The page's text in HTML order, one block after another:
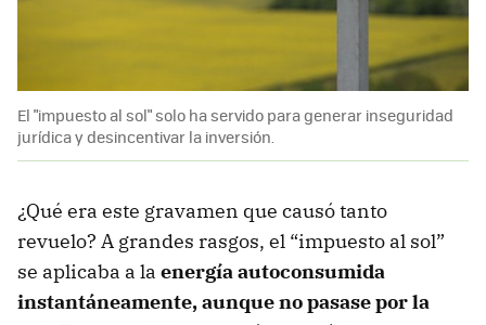
El "impuesto al sol" solo ha servido para generar inseguridad
jurídica y desincentivar la inversión.
¿Qué era este gravamen que causó tanto
revuelo? A grandes rasgos, el “impuesto al sol”
se aplicaba a la energía autoconsumida
instantáneamente, aunque no pasase por la